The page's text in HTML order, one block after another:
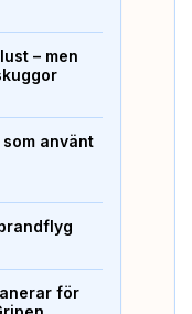
– men
använt
för